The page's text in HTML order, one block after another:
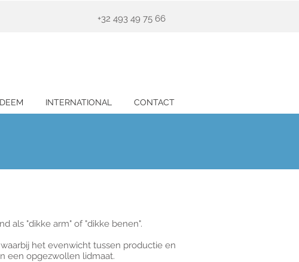
+32 493 49 75 66
INTERNATIONAL CONTACT
als "dikke arm" of "dikke benen".
het evenwicht tussen productie en
een opgezwollen lidmaat.